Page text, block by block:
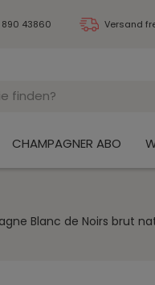
43860 Versand
CHAMPAGNER ABO
Blanc de Noirs brut